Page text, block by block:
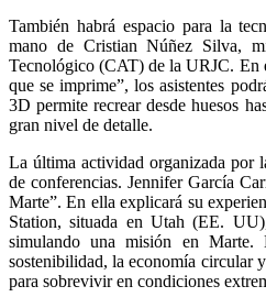
También habrá espacio para la
mano de Cristian Núñez Silva,
Tecnológico (CAT) de la URJC. En
que se imprime”, los asistentes
3D permite recrear desde huesos
gran nivel de detalle.
La última actividad organizada por
de conferencias. Jennifer García
Marte”. En ella explicará su
Station, situada en Utah (EE.
simulando una misión en
sostenibilidad, la economía circular
para sobrevivir en condiciones